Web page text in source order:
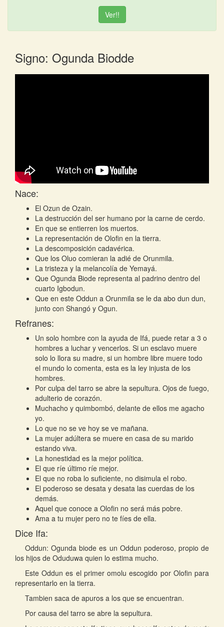
Ver!!
Signo: Ogunda Biodde
Nace:
El Ozun de Ozain.
La destrucción del ser humano por la carne de cerdo.
En que se entierren los muertos.
La representación de Olofin en la tierra.
La descomposición cadavérica.
Que los Oluo comieran la adié de Orunmila.
La tristeza y la melancolía de Yemayá.
Que Ogunda Biode representa al padrino dentro del
cuarto Igbodun.
Que en este Oddun a Orunmila se le da abo dun dun,
junto con Shangó y Ogun.
Refranes:
Un solo hombre con la ayuda de Ifá, puede retar a 3 o
hombres a luchar y vencerlos. Si un esclavo muere
solo lo llora su madre, si un hombre libre muere todo
el mundo lo comenta, esta es la ley injusta de los
hombres.
Por culpa del tarro se abre la sepultura. Ojos de fuego,
adulterio de corazón.
Muchacho y quimbombó, delante de ellos me agacho
yo.
Lo que no se ve hoy se ve mañana.
La mujer adúltera se muere en casa de su marido
estando viva.
La honestidad es la mejor política.
El que ríe último ríe mejor.
El que no roba lo suficiente, no disimula el robo.
El poderoso se desata y desata las cuerdas de los
demás.
Aquel que conoce a Olofin no será más pobre.
Ama a tu mujer pero no te fíes de ella.
Dice Ifa:
Oddun: Ogunda biode es un Oddun poderoso, propio de
los hijos de Oduduwa quien lo estima mucho.
Este Oddun es el primer omolu escogido por Olofin para
representarlo en la tierra.
Tambien saca de apuros a los que se encuentran.
Por causa del tarro se abre la sepultura.